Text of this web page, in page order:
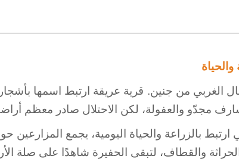
من جنين. قرية عريقة ارتبط اسمها
ارتبط بالزراعة والحياة اليومية، يجمع
والقطاف، لتبقى الحفيرة شاهدًا على صلة